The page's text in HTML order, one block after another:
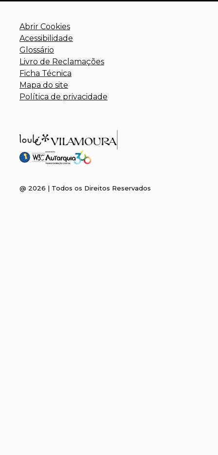
Abrir Cookies
Acessibilidade
Glossário
Livro de Reclamações
Ficha Técnica
Mapa do site
Política de privacidade
@ 2026 | Todos os Direitos Reservados